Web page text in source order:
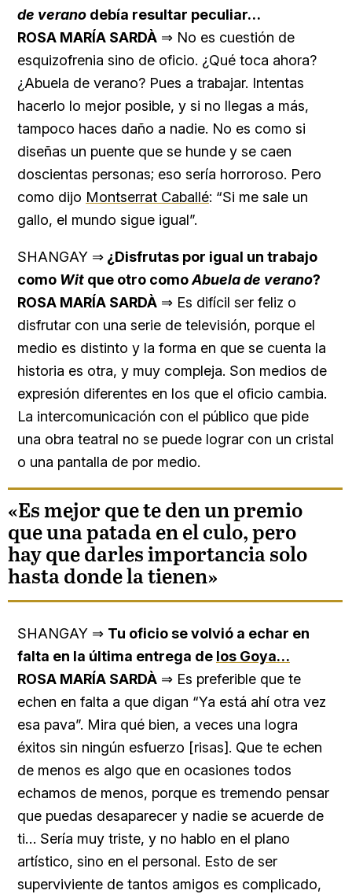
de verano debía resultar peculiar…
ROSA MARÍA SARDÀ ⇒ No es cuestión de
esquizofrenia sino de oficio. ¿Qué toca ahora?
¿Abuela de verano? Pues a trabajar. Intentas
hacerlo lo mejor posible, y si no llegas a más,
tampoco haces daño a nadie. No es como si
diseñas un puente que se hunde y se caen
doscientas personas; eso sería horroroso. Pero
como dijo Montserrat Caballé: “Si me sale un
gallo, el mundo sigue igual”.
SHANGAY ⇒ ¿Disfrutas por igual un trabajo
como Wit que otro comoAbuela de verano?
ROSA MARÍA SARDÀ ⇒ Es difícil ser feliz o
disfrutar con una serie de televisión, porque el
medio es distinto y la forma en que se cuenta la
historia es otra, y muy compleja. Son medios de
expresión diferentes en los que el oficio cambia.
La intercomunicación con el público que pide
una obra teatral no se puede lograr con un cristal
o una pantalla de por medio.
«Es mejor que te den un premio
que una patada en el culo, pero
hay que darles importancia solo
hasta donde la tienen»
SHANGAY ⇒ Tu oficio se volvió a echar en
falta en la última entrega de los Goya…
ROSA MARÍA SARDÀ ⇒ Es preferible que te
echen en falta a que digan “Ya está ahí otra vez
esa pava”. Mira qué bien, a veces una logra
éxitos sin ningún esfuerzo [risas]. Que te echen
de menos es algo que en ocasiones todos
echamos de menos, porque es tremendo pensar
que puedas desaparecer y nadie se acuerde de
ti… Sería muy triste, y no hablo en el plano
artístico, sino en el personal. Esto de ser
superviviente de tantos amigos es complicado,